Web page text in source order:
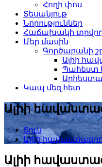
Հողի փոս
Տեսանյութ
Նորություններ
Հաճախակի
Մեր մասին
Գործարանի
Ալիի
Պահեստ
Կապ մեզ հետ
Ալիի
Տուն
Ալիի
Ալիի